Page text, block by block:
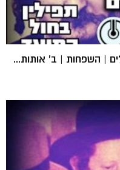
| השפחות | ב' אותות...